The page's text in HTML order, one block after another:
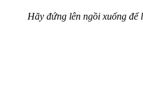
Hãy đứng lên ngồi xuống để